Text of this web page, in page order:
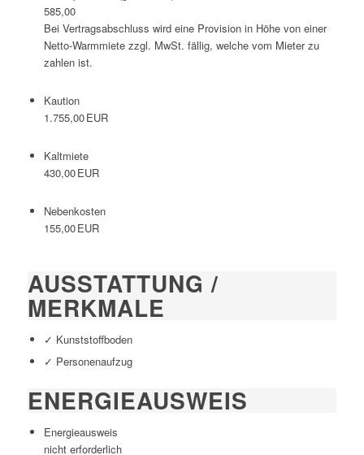
585,00
Bei Vertragsabschluss wird eine Provision in Höhe von einer
Netto-Warmmiete zzgl. MwSt. fällig, welche vom Mieter zu
zahlen ist.
Kaution
1.755,00 EUR
Kaltmiete
430,00 EUR
Nebenkosten
155,00 EUR
AUSSTATTUNG /
MERKMALE
✓ Kunststoffboden
✓ Personenaufzug
ENERGIEAUSWEIS
Energieausweis
nicht erforderlich